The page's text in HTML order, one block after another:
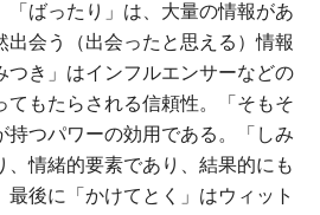
「ばったり」は、大量の情報があ
出会う（出会ったと思える）情報
つき」はインフルエンサーなどの
てもたらされる信頼性。「そもそ
持つパワーの効用である。「しみ
、情緒的要素であり、結果的にも
最後に「かけてとく」はウィット